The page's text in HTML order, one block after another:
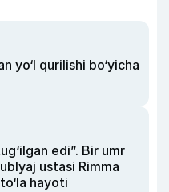
yo‘l qurilishi bo‘yicha
edi”. Bir umr
ustasi Rimma
hayoti